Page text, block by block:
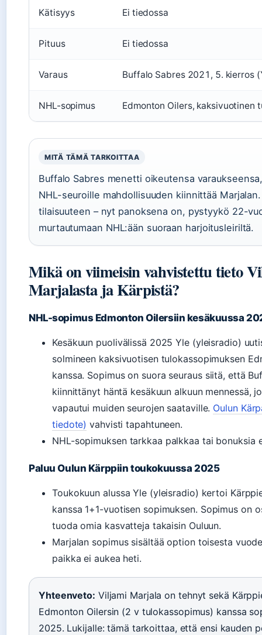
Kätisyys Ei tiedossa
Pituus Ei tiedossa
Varaus Buffalo Sabres 2021, 5. kierros
NHL-sopimus Edmonton Oilers, kaksivuotinen
MITÄ TÄMÄ TARKOITTAA
Buffalo Sabres menetti oikeutensa
NHL-seuroille mahdollisuuden kiinnittää
tilaisuuteen – nyt panoksena on, pystyykö 22-
murtautumaan NHL:ään suoraan harjoitusleiriltä.
Mikä on viimeisin vahvistettu tieto
Marjalasta ja Kärpistä?
NHL-sopimus Edmonton Oilersiin kesäkuussa
Kesäkuun puolivälissä 2025 Yle (yleisradio)
solmineen kaksivuotisen tulokassopimuksen
kanssa. Sopimus on suora seuraus siitä, että
kiinnittänyt häntä kesäkuun alkuun mennessä,
vapautui muiden seurojen saataville. Oulun
tiedote) vahvisti tapahtuneen.
NHL-sopimuksen tarkkaa palkkaa tai bonuksia
Paluu Oulun Kärppiin toukokuussa 2025
Toukokuun alussa Yle (yleisradio) kertoi
kanssa 1+1-vuotisen sopimuksen. Sopimus on
tuoda omia kasvatteja takaisin Ouluun.
Marjalan sopimus sisältää option toisesta
paikka ei aukea heti.
Yhteenveto: Viljami Marjala on tehnyt sekä
Edmonton Oilersin (2 v tulokassopimus) kanssa
2025. Lukijalle: tämä tarkoittaa, että ensi kauden